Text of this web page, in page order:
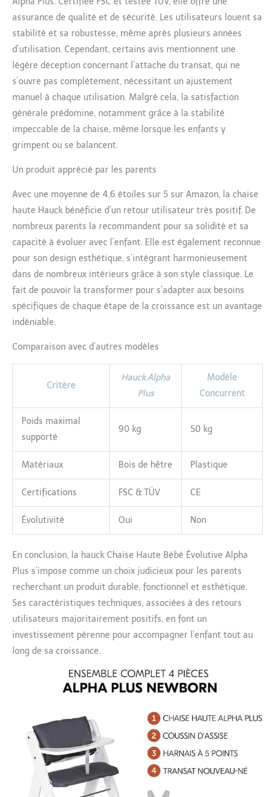
assurance de qualité et de sécurité. Les utilisateurs louent sa
stabilité et sa robustesse, même après plusieurs années
d’utilisation. Cependant, certains avis mentionnent une
légère déception concernant l’attache du transat, qui ne
s’ouvre pas complètement, nécessitant un ajustement
manuel à chaque utilisation. Malgré cela, la satisfaction
générale prédomine, notamment grâce à la stabilité
impeccable de la chaise, même lorsque les enfants y
grimpent ou se balancent.
Un produit apprécié par les parents
Avec une moyenne de 4,6 étoiles sur 5 sur Amazon, la chaise
haute Hauck bénéficie d’un retour utilisateur très positif. De
nombreux parents la recommandent pour sa solidité et sa
capacité à évoluer avec l’enfant. Elle est également reconnue
pour son design esthétique, s’intégrant harmonieusement
dans de nombreux intérieurs grâce à son style classique. Le
fait de pouvoir la transformer pour s’adapter aux besoins
spécifiques de chaque étape de la croissance est un avantage
indéniable.
Comparaison avec d’autres modèles
Critère
Hauck Alpha
Plus
Modèle
Concurrent
Poids maximal
supporté
90 kg 50 kg
Matériaux Bois de hêtre Plastique
Certifications FSC & TÜV CE
Évolutivité Oui Non
En conclusion, la hauck Chaise Haute Bébé Évolutive Alpha
Plus s’impose comme un choix judicieux pour les parents
recherchant un produit durable, fonctionnel et esthétique.
Ses caractéristiques techniques, associées à des retours
utilisateurs majoritairement positifs, en font un
investissement pérenne pour accompagner l’enfant tout au
long de sa croissance.